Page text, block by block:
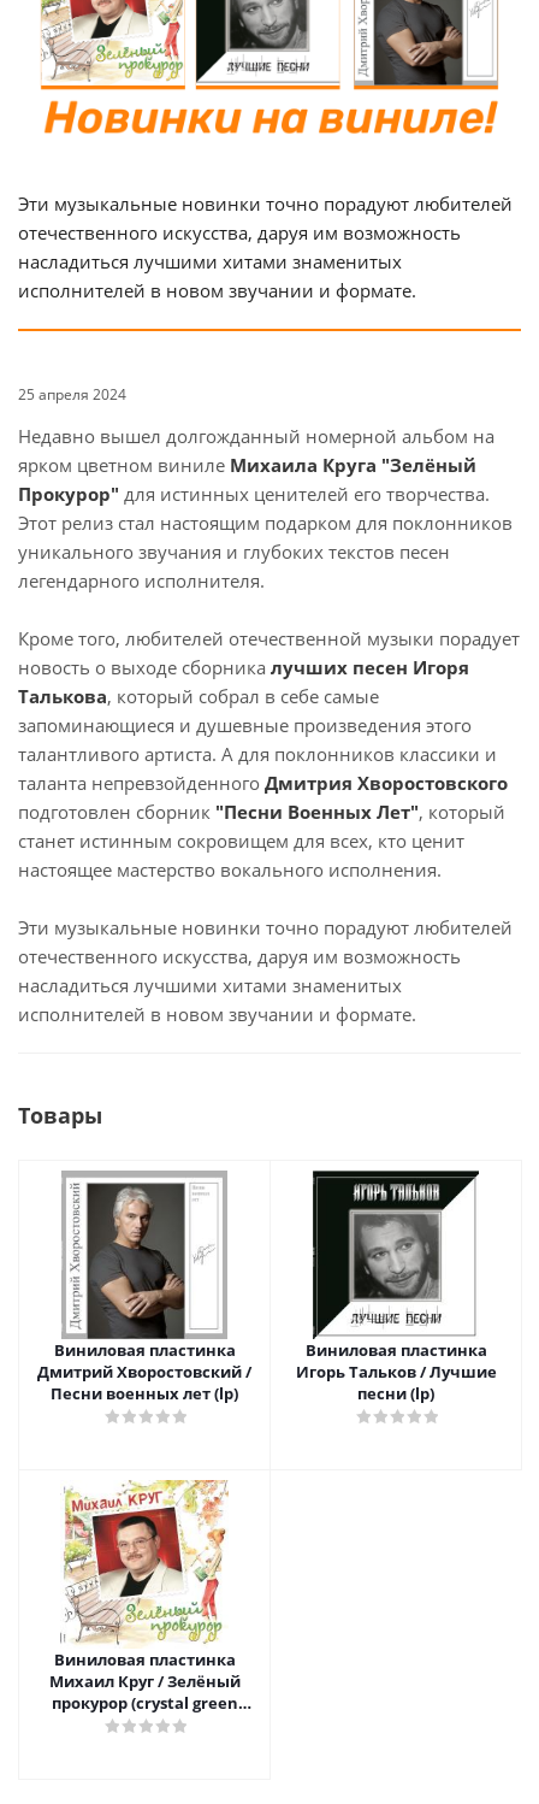
Эти музыкальные новинки точно порадуют любителей
отечественного искусства, даруя им возможность
насладиться лучшими хитами знаменитых
исполнителей в новом звучании и формате.
25 апреля 2024
Недавно вышел долгожданный номерной альбом на
ярком цветном виниле Михаила Круга "Зелёный
Прокурор" для истинных ценителей его творчества.
Этот релиз стал настоящим подарком для поклонников
уникального звучания и глубоких текстов песен
легендарного исполнителя.
Кроме того, любителей отечественной музыки порадует
новость о выходе сборника лучших песен Игоря
Талькова, который собрал в себе самые
запоминающиеся и душевные произведения этого
талантливого артиста. А для поклонников классики и
таланта непревзойденного Дмитрия Хворостовского
подготовлен сборник "Песни Военных Лет", который
станет истинным сокровищем для всех, кто ценит
настоящее мастерство вокального исполнения.
Эти музыкальные новинки точно порадуют любителей
отечественного искусства, даруя им возможность
насладиться лучшими хитами знаменитых
исполнителей в новом звучании и формате.
Товары
Виниловая пластинка
Дмитрий Хворостовский /
Песни военных лет (lp)
Виниловая пластинка
Игорь Тальков / Лучшие
песни (lp)
Виниловая пластинка
Михаил Круг / Зелёный
прокурор (crystal green
vinyl) (lp)